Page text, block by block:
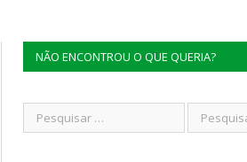
NÃO ENCONTROU O QUE QUERIA?